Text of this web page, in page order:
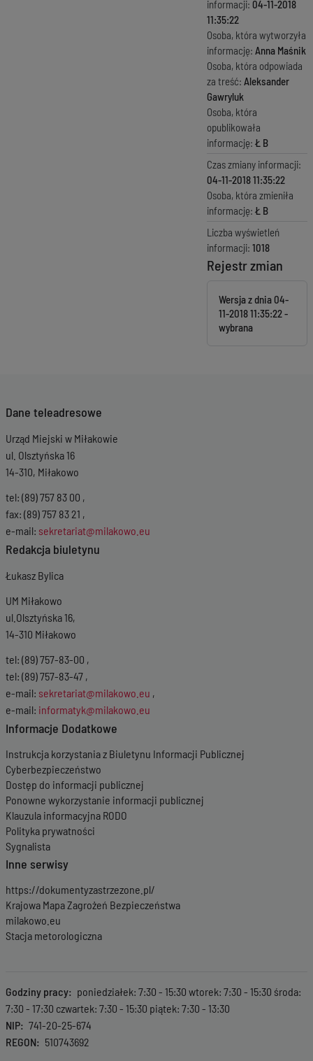
informacji: 04-11-2018
11:35:22
Osoba, która wytworzyła
informację: Anna Maśnik
Osoba, która odpowiada
za treść: Aleksander
Gawryluk
Osoba, która
opublikowała
informację: Ł B
Czas zmiany informacji:
04-11-2018 11:35:22
Osoba, która zmieniła
informację: Ł B
Liczba wyświetleń
informacji: 1018
Rejestr zmian
Wersja z dnia 04-
11-2018 11:35:22
Dane teleadresowe
Urząd Miejski w Miłakowie
ul. Olsztyńska 16
14-310, Miłakowo
tel: (89) 757 83 00 ,
fax: (89) 757 83 21 ,
e-mail: sekretariat@milakowo.eu
Redakcja biuletynu
Łukasz Bylica
UM Miłakowo
ul.Olsztyńska 16,
14-310 Miłakowo
tel: (89) 757-83-00 ,
tel: (89) 757-83-47 ,
e-mail: sekretariat@milakowo.eu ,
e-mail: informatyk@milakowo.eu
Informacje Dodatkowe
Instrukcja korzystania z Biuletynu Informacji Publicznej
Cyberbezpieczeństwo
Dostęp do informacji publicznej
Ponowne wykorzystanie informacji publicznej
Klauzula informacyjna RODO
Polityka prywatności
Sygnalista
Inne serwisy
https://dokumentyzastrzezone.pl/
Krajowa Mapa Zagrożeń Bezpieczeństwa
milakowo.eu
Stacja metorologiczna
Godziny pracy
poniedziałek: 7:30 - 15:30 wtorek: 7:30 - 15:30 środa:
7:30 - 17:30 czwartek: 7:30 - 15:30 piątek: 7:30 - 13:30
NIP
741-20-25-674
REGON
510743692